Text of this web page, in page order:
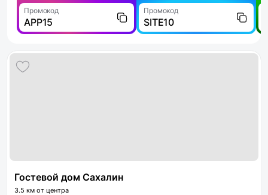
Промокод
APP15
Промокод
SITE10
Гостевой дом Сахалин
3.5 км от центра